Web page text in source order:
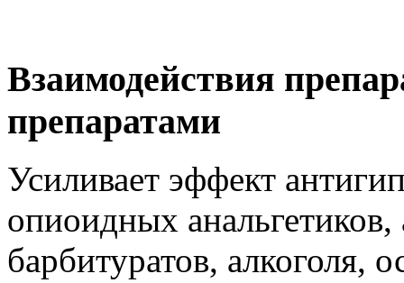
Взаимодействия
препаратами
Усиливает эффект
опиоидных анальгетиков,
барбитуратов, алкоголя,